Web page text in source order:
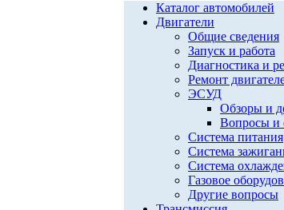
Каталог автомобилей
Двигатели
Общие сведения
Запуск и работа
Диагностика и
Ремонт
ЭСУД
Обзоры и
Вопросы и
Система питания
Система
Система
Газовое
Другие вопросы